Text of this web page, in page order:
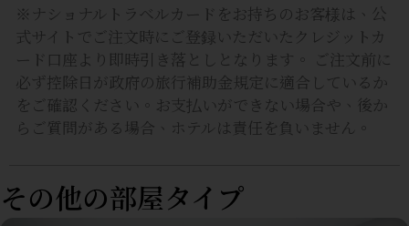
※ナショナルトラベルカードをお持ちのお客様は、公
式サイトでご注文時にご登録いただいたクレジットカ
ード口座より即時引き落としとなります。 ご注文前に
必ず控除日が政府の旅行補助金規定に適合しているか
をご確認ください。お支払いができない場合や、後か
らご質問がある場合、ホテルは責任を負いません。
その他の部屋タイプ